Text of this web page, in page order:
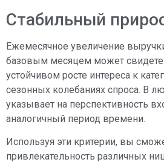
Стабильный
Ежемесячное увеличение
базовым месяцем может
устойчивом росте интереса к
сезонных колебаниях спроса. В
указывает на перспективность
аналогичный период времени.
Используя эти критерии, вы
привлекательность различных